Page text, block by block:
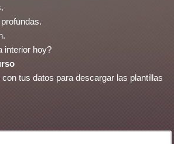
interior hoy?
tus datos para descargar las plantillas